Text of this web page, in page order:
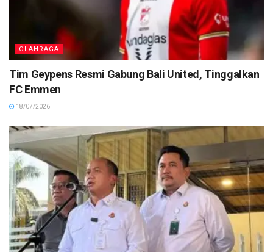
OLAHRAGA
Tim Geypens Resmi Gabung Bali United, Tinggalkan
FC Emmen
18/07/2026